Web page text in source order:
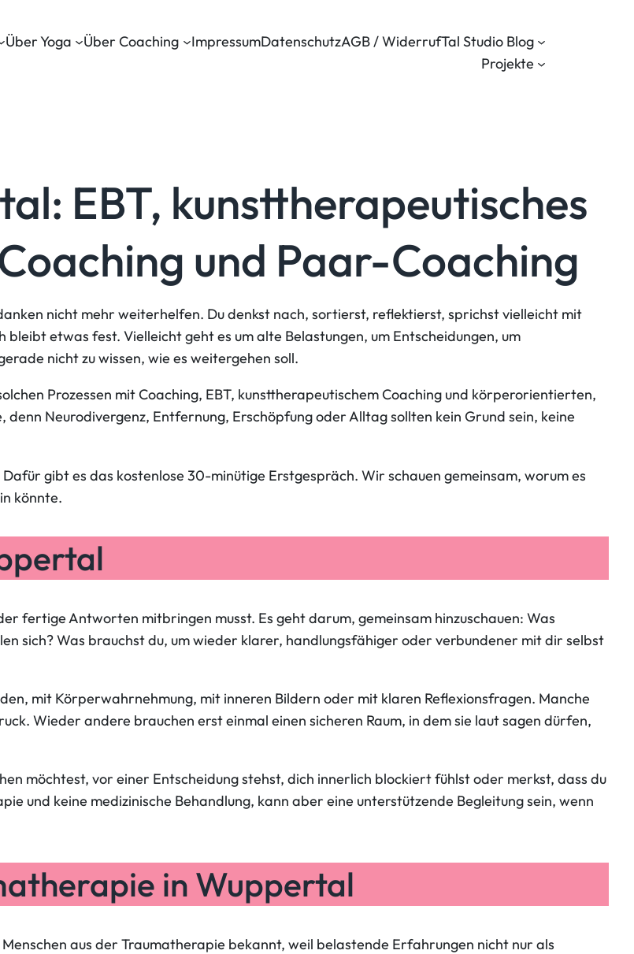
Über Yoga Über Coaching ImpressumDatenschutzAGB / WiderrufTal Studio Blog
Projekte
EBT, kunsttherapeutisches
und Paar-Coaching
nicht mehr weiterhelfen. Du denkst nach, sortierst, reflektierst, sprichst vielleicht mit
etwas fest. Vielleicht geht es um alte Belastungen, um Entscheidungen, um
nicht zu wissen, wie es weitergehen soll.
Prozessen mit Coaching, EBT, kunsttherapeutischem Coaching und körperorientierten,
Neurodivergenz, Entfernung, Erschöpfung oder Alltag sollten kein Grund sein, keine
gibt es das kostenlose 30-minütige Erstgespräch. Wir schauen gemeinsam, worum es
könnte.
fertige Antworten mitbringen musst. Es geht darum, gemeinsam hinzuschauen: Was
sich? Was brauchst du, um wieder klarer, handlungsfähiger oder verbundener mit dir selbst
mit Körperwahrnehmung, mit inneren Bildern oder mit klaren Reflexionsfragen. Manche
Wieder andere brauchen erst einmal einen sicheren Raum, in dem sie laut sagen dürfen,
möchtest, vor einer Entscheidung stehst, dich innerlich blockiert fühlst oder merkst, dass du
und keine medizinische Behandlung, kann aber eine unterstützende Begleitung sein, wenn
in Wuppertal
aus der Traumatherapie bekannt, weil belastende Erfahrungen nicht nur als